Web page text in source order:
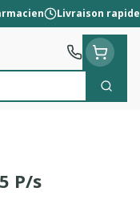
Livraison rapide
P/s